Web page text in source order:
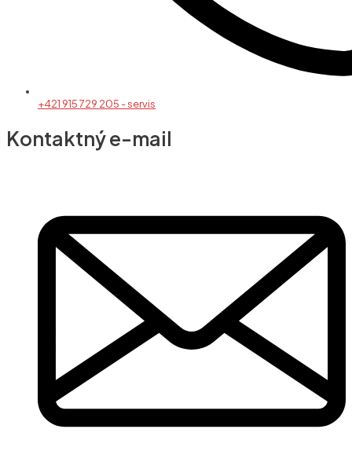
+421 915 729 205 - servis
Kontaktný e-mail